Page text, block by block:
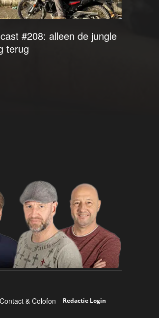
#208: alleen de jungle
terug
Contact & Colofon Redactie Login